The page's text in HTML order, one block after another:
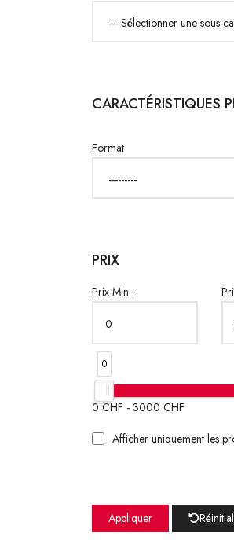
CARACTÉRISTIQUES
Format
PRIX
Prix Min :
0
0CHF - 3000 CHF
Afficher uniquement les
Appliquer